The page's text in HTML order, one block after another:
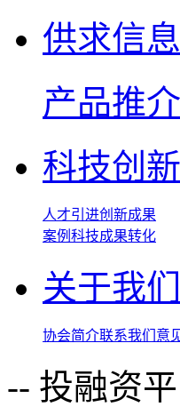
供求信息
产品推介
科技创新
人才引进创新成果
案例 科技成果转化
关于我们
协会简介联系我们 意
-- 投融资